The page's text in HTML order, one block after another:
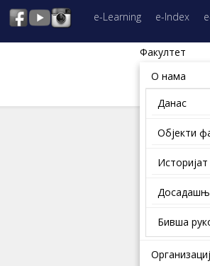
e-Learning e-Index
Факултет
О нама
Данас
Објекти
Историјат
Бивша